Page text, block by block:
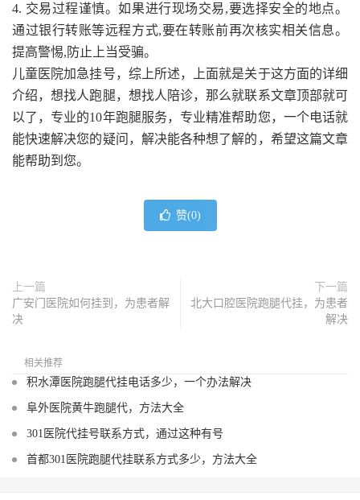
4. 交易过程谨慎。如果进行现场交易,要选择安全的地点。
通过银行转账等远程方式,要在转账前再次核实相关信息。
提高警惕,防止上当受骗。
儿童医院加急挂号，综上所述，上面就是关于这方面的详细
介绍，想找人跑腿，想找人陪诊，那么就联系文章顶部就可
以了，专业的10年跑腿服务，专业精准帮助您，一个电话就
能快速解决您的疑问，解决能各种想了解的，希望这篇文章
能帮助到您。
赞(0)
上一篇
广安门医院如何挂到，为患者解
决
下一篇
北大口腔医院跑腿代挂，为患者
解决
相关推荐
积水潭医院跑腿代挂电话多少，一个办法解决
阜外医院黄牛跑腿代，方法大全
301医院代挂号联系方式，通过这种有号
首都301医院跑腿代挂联系方式多少，方法大全